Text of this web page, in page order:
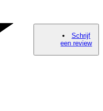
Schrijf
een review